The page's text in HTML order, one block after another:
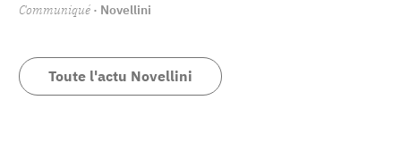
Communiqué · Novellini
Toute l'actu Novellini